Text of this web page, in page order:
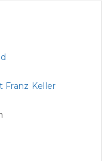
Franz Keller